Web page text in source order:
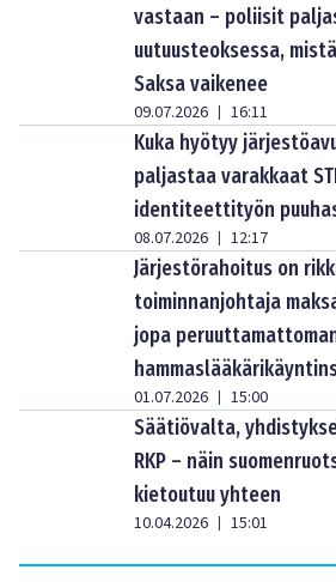
vastaan – poliisit
uutuusteoksessa,
Saksa vaikenee
09.07.2026 | 16:11
Kuka hyötyy
paljastaa varakkaat
identiteettityön
08.07.2026 | 12:17
Järjestörahoitus on
toiminnanjohtaja
jopa
01.07.2026 | 15:00
Säätiövalta,
RKP – näin
kietoutuu yhteen
10.04.2026 | 15:01